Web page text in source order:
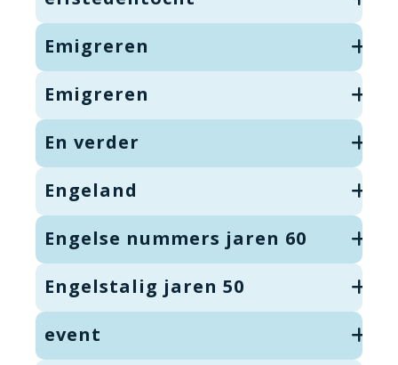
Emigreren
Emigreren
En verder
Engeland
Engelse nummers jaren 60
Engelstalig jaren 50
event